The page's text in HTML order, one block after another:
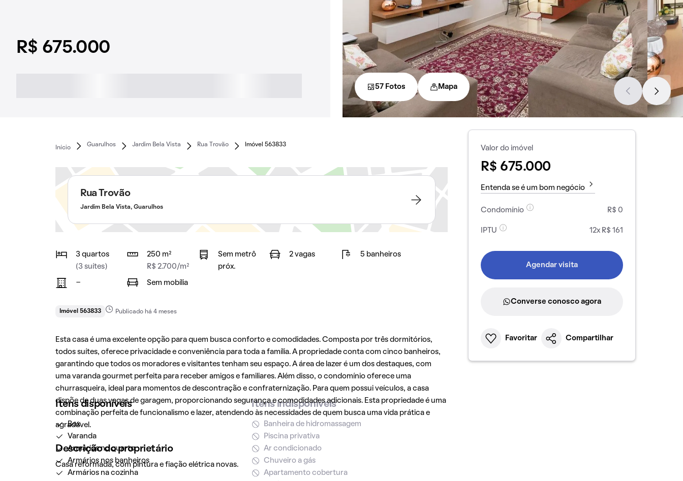
R$ 675.000
57 Fotos Mapa
Início
Guarulhos Jardim Bela Vista Rua Trovão Imóvel 563833
Rua Trovão
Jardim Bela Vista, Guarulhos
3 quartos
(3 suítes)
250 m²
R$ 2.700/m²
Sem metrô
próx.
2 vagas 5 banheiros
- Sem mobília
Imóvel 563833 Publicado há 4 meses
Esta casa é uma excelente opção para quem busca conforto e comodidades. Composta por três dormitórios,
todos suítes, oferece privacidade e conveniência para toda a família. A propriedade conta com cinco banheiros,
garantindo que todos os moradores e visitantes tenham seu espaço. A área de lazer é um dos destaques, com
uma varanda gourmet perfeita para receber amigos e familiares. Além disso, o condomínio oferece uma
churrasqueira, ideal para momentos de descontração e confraternização. Para quem possui veículos, a casa
dispõe de duas vagas de garagem, proporcionando segurança e comodidades adicionais. Esta propriedade é uma
combinação perfeita de funcionalismo e lazer, atendendo às necessidades de quem busca uma vida prática e
agradável.
Descrição do proprietário
Casa reformada, com pintura e fiação elétrica novas.
Itens disponíveis
Box
Varanda
Armários no quarto
Armários nos banheiros
Armários na cozinha
Itens indisponíveis
Banheira de hidromassagem
Piscina privativa
Ar condicionado
Chuveiro a gás
Apartamento cobertura
Valor do imóvel
R$ 675.000
Entenda se é um bom negócio
Condomínio R$ 0
IPTU 12x R$ 161
Agendar visita
Converse conosco agora
Favoritar Compartilhar